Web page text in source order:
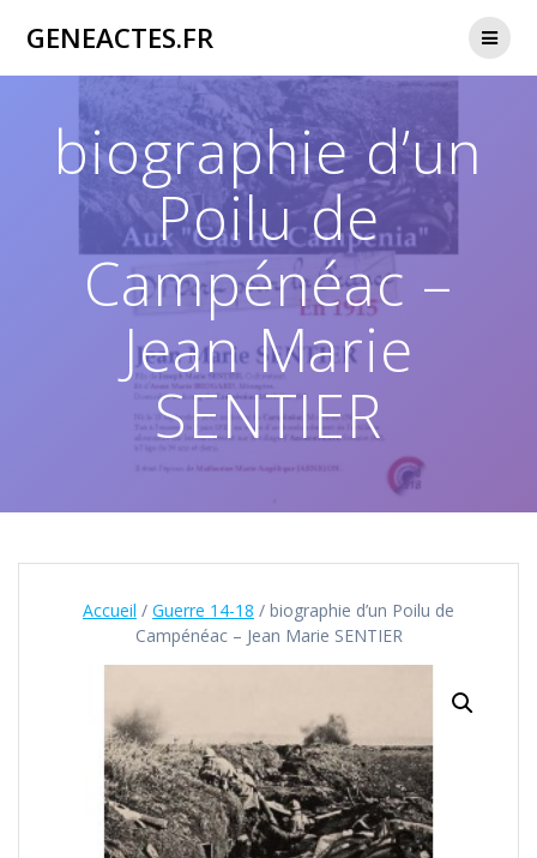
GENEACTES.FR
biographie d’un
Poilu de
Campénéac –
Jean Marie
SENTIER
Accueil / Guerre 14-18 / biographie d’un Poilu de
Campénéac – Jean Marie SENTIER